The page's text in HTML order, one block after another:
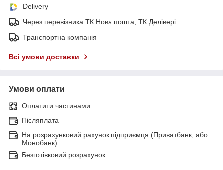
Delivery
Через перевізника ТК Нова пошта, ТК Делівері
Транспортна компанія
Всі умови доставки
Умови оплати
Оплатити частинами
Післяплата
На розрахунковий рахунок підприємця (Приватбанк, або
Монобанк)
Безготівковий розрахунок